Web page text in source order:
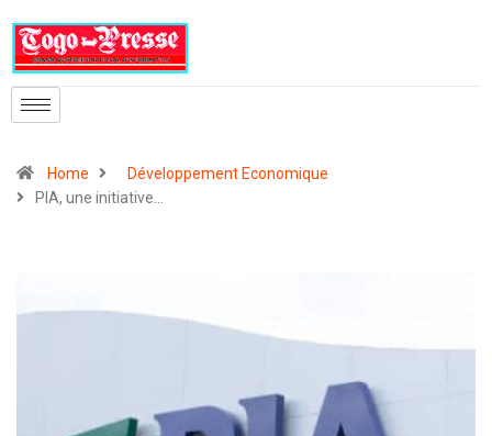
Home
Développement Economique
PIA, une initiative…